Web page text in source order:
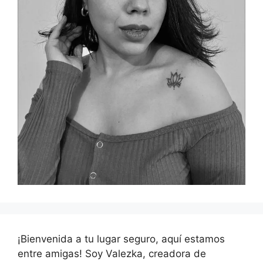
¡Bienvenida a tu lugar seguro, aquí estamos
entre amigas! Soy Valezka, creadora de